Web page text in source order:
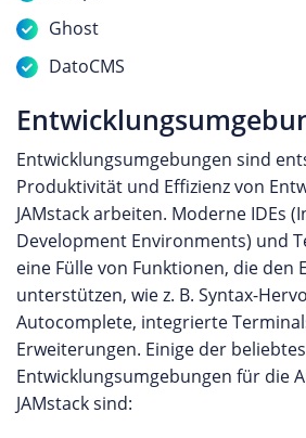
Ghost
DatoCMS
Entwicklungsumgebungen sind
Produktivität und Effizienz von
JAMstack arbeiten. Moderne IDEs
Development Environments) und
eine Fülle von Funktionen, die den
unterstützen, wie z. B. Syntax-
Autocomplete, integrierte
Erweiterungen. Einige der
Entwicklungsumgebungen für die
JAMstack sind: